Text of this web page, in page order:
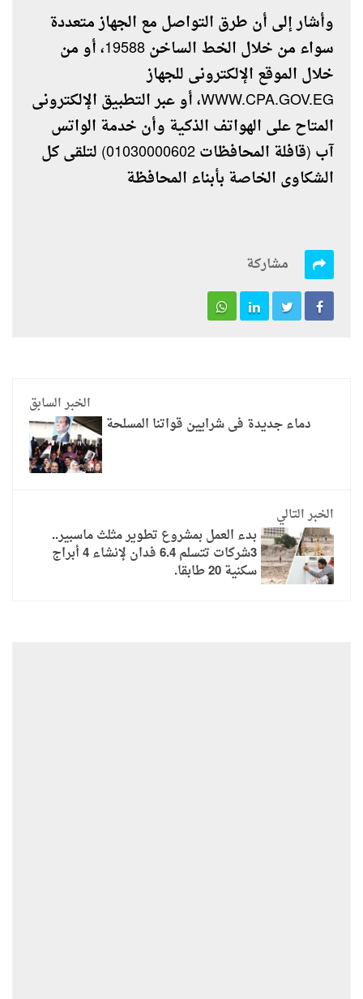
وأشار إلى أن طرق التواصل مع الجهاز متعددة
سواء من خلال الخط الساخن 19588، أو من
خلال الموقع الإلكترونى للجهاز
WWW.CPA.GOV.EG، أو عبر التطبيق الإلكترونى
المتاح على الهواتف الذكية وأن خدمة الواتس
آب (قافلة المحافظات 01030000602) لتلقى كل
الشكاوى الخاصة بأبناء المحافظة
مشاركة
الخبر السابق
دماء جديدة فى شرايين قواتنا المسلحة
الخبر التالي
بدء العمل بمشروع تطوير مثلث ماسبير..
3شركات تتسلم 6.4 فدان لإنشاء 4 أبراج
سكنية 20 طابقا.